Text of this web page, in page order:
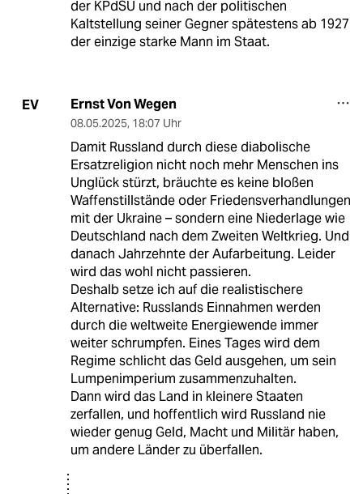
der KPdSU und nach der politischen
Kaltstellung seiner Gegner spätestens ab 1927
der einzige starke Mann im Staat.
EV Ernst Von Wegen
08.05.2025, 18:07 Uhr
Damit Russland durch diese diabolische
Ersatzreligion nicht noch mehr Menschen ins
Unglück stürzt, bräuchte es keine bloßen
Waffenstillstände oder Friedensverhandlungen
mit der Ukraine – sondern eine Niederlage wie
Deutschland nach dem Zweiten Weltkrieg. Und
danach Jahrzehnte der Aufarbeitung. Leider
wird das wohl nicht passieren.
Deshalb setze ich auf die realistischere
Alternative: Russlands Einnahmen werden
durch die weltweite Energiewende immer
weiter schrumpfen. Eines Tages wird dem
Regime schlicht das Geld ausgehen, um sein
Lumpenimperium zusammenzuhalten.
Dann wird das Land in kleinere Staaten
zerfallen, und hoffentlich wird Russland nie
wieder genug Geld, Macht und Militär haben,
um andere Länder zu überfallen.